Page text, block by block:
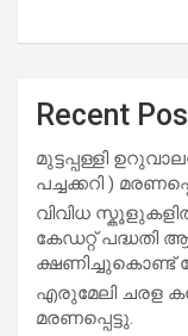
Recent
മുട്ടപ്പള്ളി
പച്ചക്കറി )
വിവിധ
കേഡറ്റ് പദ്ധതി
ക്ഷണിച്ചുകൊണ്ട്
എരുമേലി ചരള
മരണപ്പെട്ടു.